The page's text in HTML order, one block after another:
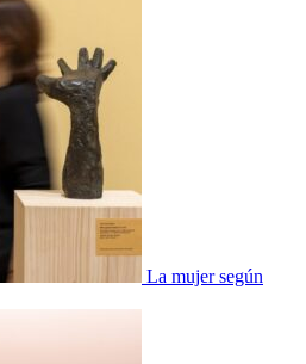
La mujer según